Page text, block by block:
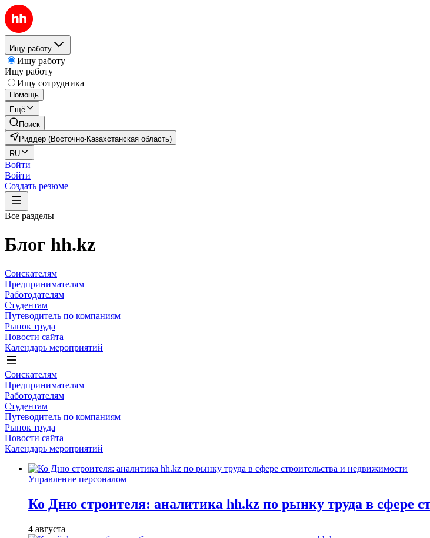
Ищу работу
Ищу работу
Ищу работу
Ищу сотрудника
Помощь
Ещё
Поиск
Риддер (Восточно-Казахстанская область)
RU
Войти
Войти
Создать резюме
Все разделы
Блог hh.kz
Соискателям
Предпринимателям
Работодателям
Студентам
Путеводитель по компаниям
Рынок труда
Новости сайта
Календарь мероприятий
Соискателям
Предпринимателям
Работодателям
Студентам
Путеводитель по компаниям
Рынок труда
Новости сайта
Календарь мероприятий
Управление персоналом
Ко Дню строителя: аналитика hh.kz по рынку труда в сфере
4 августа